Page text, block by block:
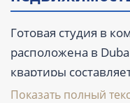
Готовая студия в
расположена в
квартиры
предусмотрены 1
Показать полный